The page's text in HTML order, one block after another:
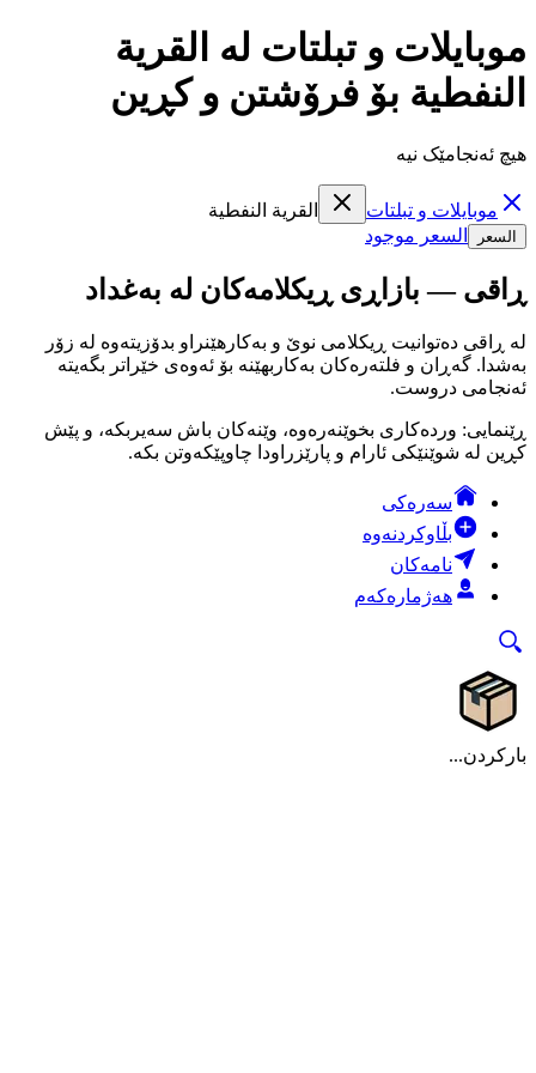
موبايلات و تبلتات لە القرية
النفطية بۆ فرۆشتن و کڕین
هیچ ئەنجامێک نیە
موبايلات و تبلتات القرية النفطية
السعر السعر موجود
ڕاقی — بازاڕی ڕیکلامەکان لە بەغداد
لە ڕاقی دەتوانیت ڕیکلامی نوێ و بەکارهێنراو بدۆزیتەوە لە زۆر
بەشدا. گەڕان و فلتەرەکان بەکاربهێنە بۆ ئەوەی خێراتر بگەیتە
ئەنجامی دروست.
ڕێنمایی: وردەکاری بخوێنەرەوە، وێنەکان باش سەیربکە، و پێش
کڕین لە شوێنێکی ئارام و پارێزراودا چاوپێکەوتن بکە.
سەرەکی
بڵاوکردنەوە
نامەکان
هەژمارەکەم
بارکردن...